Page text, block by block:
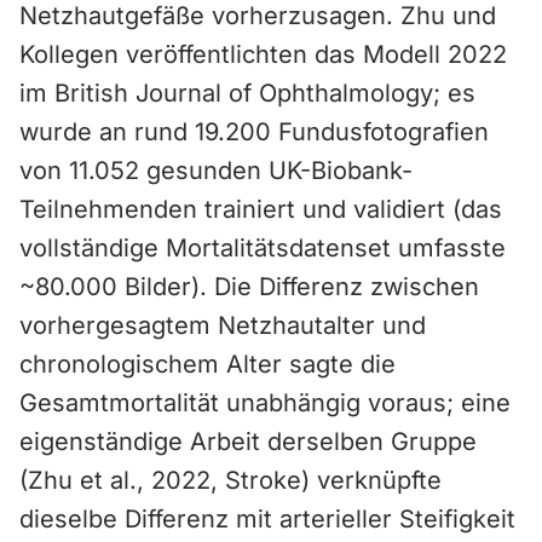
Netzhautgefäße vorherzusagen. Zhu und
Kollegen veröffentlichten das Modell 2022
im British Journal of Ophthalmology; es
wurde an rund 19.200 Fundusfotografien
von 11.052 gesunden UK-Biobank-
Teilnehmenden trainiert und validiert (das
vollständige Mortalitätsdatenset umfasste
~80.000 Bilder). Die Differenz zwischen
vorhergesagtem Netzhautalter und
chronologischem Alter sagte die
Gesamtmortalität unabhängig voraus; eine
eigenständige Arbeit derselben Gruppe
(Zhu et al., 2022, Stroke) verknüpfte
dieselbe Differenz mit arterieller Steifigkeit